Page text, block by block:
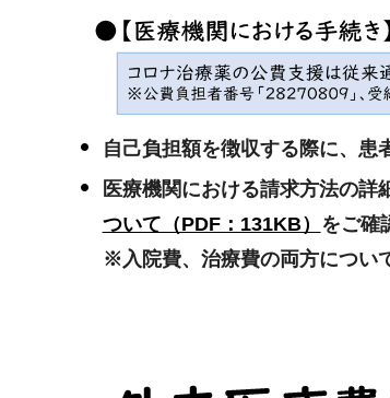
自己負担額を徴収する際に、患
医療機関における請求方法の詳
ついて（PDF：131KB） をご確
※入院費、治療費の両方につい